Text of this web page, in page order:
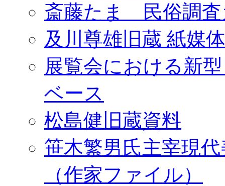
斎藤たま 民俗調査
及川尊雄旧蔵 紙媒
展覧会における新
ベース
松島健旧蔵資料
笹木繁男氏主宰現
（作家ファイル）